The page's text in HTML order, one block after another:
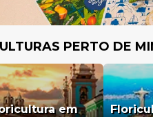
PERTO DE
em